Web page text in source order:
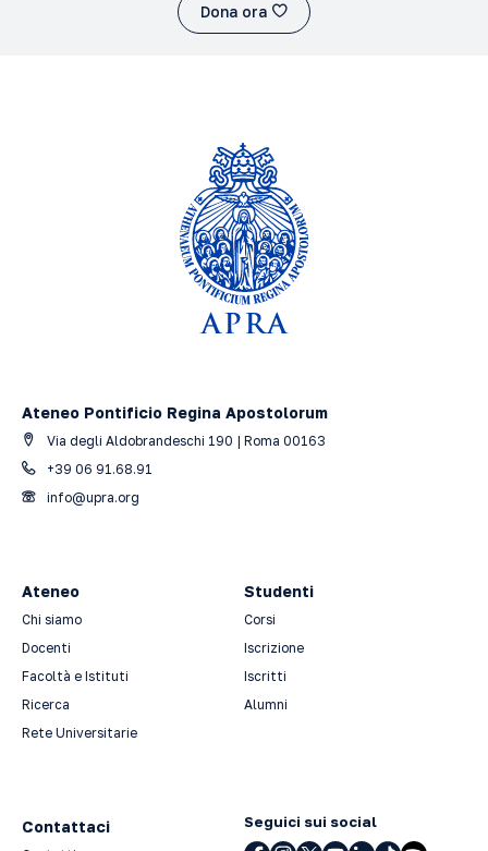
Dona ora
Ateneo Pontificio Regina Apostolorum
Via degli Aldobrandeschi 190 | Roma 00163
+39 06 91.68.91
info@upra.org
Ateneo
Chi siamo
Docenti
Facoltà e Istituti
Ricerca
Rete Universitarie
Studenti
Corsi
Iscrizione
Iscritti
Alumni
Contattaci Seguici sui social